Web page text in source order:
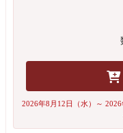
2026年8月12日（水）～